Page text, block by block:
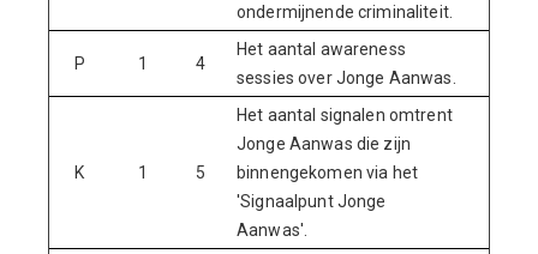
ondermijnende criminaliteit.
P 1 4
Het aantal awareness
sessies over Jonge Aanwas.
K 1 5
Het aantal signalen omtrent
Jonge Aanwas die zijn
binnengekomen via het
'Signaalpunt Jonge
Aanwas'.